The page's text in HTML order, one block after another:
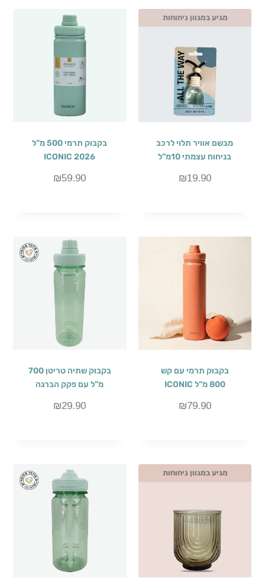
מגיע במגוון ניחוחות
מבשם אוויר תלוי לרכב
בניחוח עצמתי 10מ”ל
₪19.90
בקבוק תרמי 500 מ”ל
ICONIC 2026
₪59.90
בקבוק תרמי עם קש
800 מ”ל ICONIC
₪79.90
בקבוק שתיה טריטן 700
מ”ל עם פקק הברגה
₪29.90
מגיע במגוון ניחוחות